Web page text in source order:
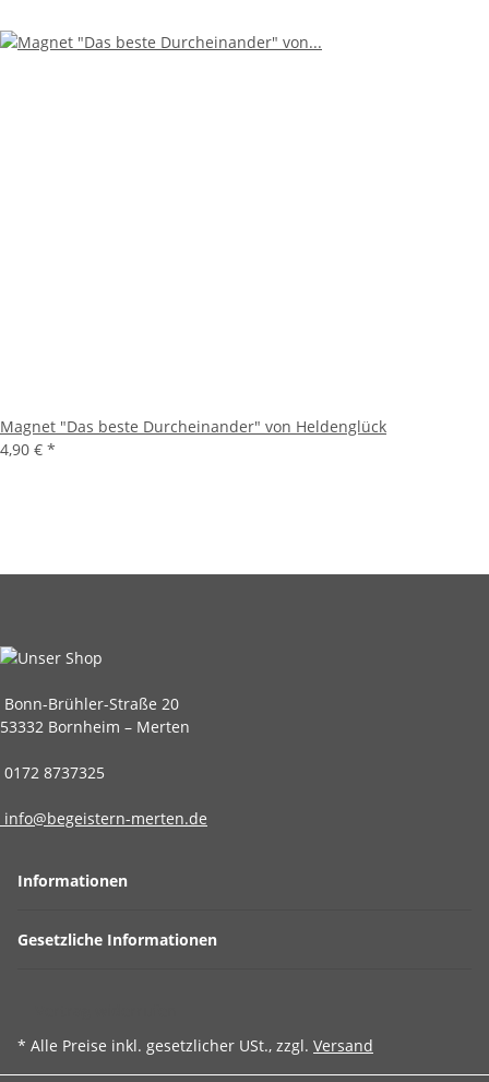
Magnet "Das beste Durcheinander" von Heldenglück
4,90 € *
Bonn-Brühler-Straße 20
53332 Bornheim – Merten
0172 8737325
info@begeistern-merten.de
Informationen
Gesetzliche Informationen
* Alle Preise inkl. gesetzlicher USt., zzgl. Versand